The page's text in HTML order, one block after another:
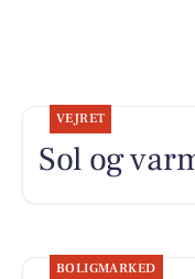
VEJRET
Sol og
BOLIGMARKED